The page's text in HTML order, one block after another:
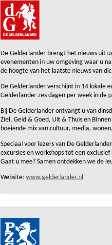
De Gelderlander brengt het nieuws uit
evenementen in uw omgeving waar u
de hoogte van het laatste nieuws van
De Gelderlander verschijnt in 14 lokale
Gelderlander zes dagen per week in de
Bij De Gelderlander ontvangt u van
Ziel, Geld & Goed, Uit & Thuis en
boeiende mix van cultuur, media,
Speciaal voor lezers van De
excursies en workshops tot een
Gaat u mee? Samen ontdekken we de
Website: www.gelderlander.nl